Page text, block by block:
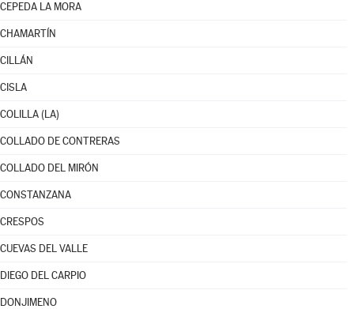
CEPEDA LA MORA
CHAMARTÍN
CILLÁN
CISLA
COLILLA (LA)
COLLADO DE CONTRERAS
COLLADO DEL MIRÓN
CONSTANZANA
CRESPOS
CUEVAS DEL VALLE
DIEGO DEL CARPIO
DONJIMENO